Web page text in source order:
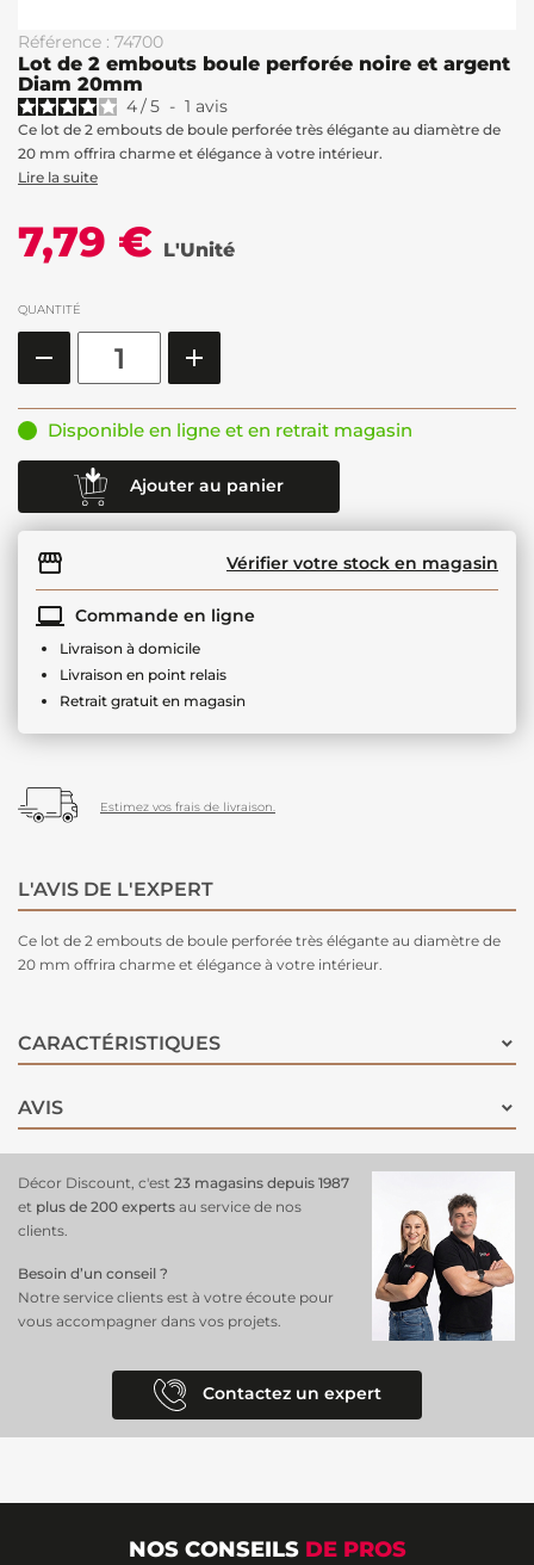
Référence : 74700
Lot de 2 embouts boule perforée noire et argent
Diam 20mm
4/5 - 1 avis
Ce lot de 2 embouts de boule perforée très élégante au diamètre de
20 mm offrira charme et élégance à votre intérieur.
Lire la suite
7,79 € L'Unité
QUANTITÉ
Disponible en ligne et en retrait magasin
Ajouter au panier
Vérifier votre stock en magasin
Commande en ligne
Livraison à domicile
Livraison en point relais
Retrait gratuit en magasin
Estimez vos frais de livraison.
L'AVIS DE L'EXPERT
Ce lot de 2 embouts de boule perforée très élégante au diamètre de
20 mm offrira charme et élégance à votre intérieur.
CARACTÉRISTIQUES
AVIS
Décor Discount, c'est 23 magasins depuis 1987
et plus de 200 experts au service de nos
clients.
Besoin d’un conseil ?
Notre service clients est à votre écoute pour
vous accompagner dans vos projets.
Contactez un expert
NOS CONSEILS DE PROS